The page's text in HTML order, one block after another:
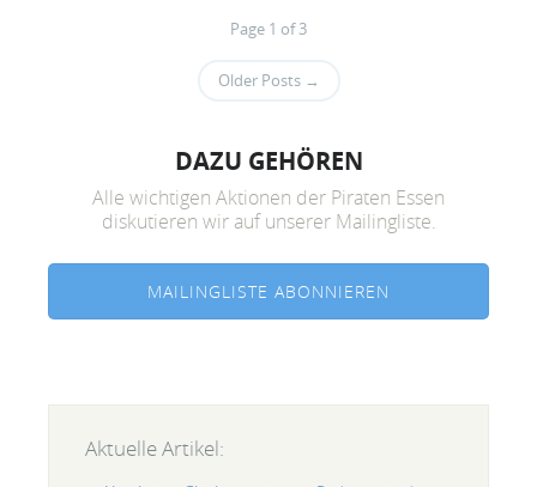
Page 1 of 3
Older Posts →
DAZU GEHÖREN
Alle wichtigen Aktionen der Piraten Essen
diskutieren wir auf unserer Mailingliste.
MAILINGLISTE ABONNIEREN
Aktuelle Artikel: